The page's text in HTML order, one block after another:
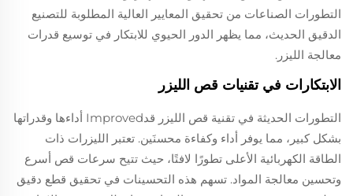
التطورات الصناعات من تحقيق المعايير العالية المطلوبة للتصنيع
الدقيق الحديث، مما يظهر الدور الحيوي للابتكار في توسيع قدرات
معالجة الليزر.
الابتكارات في تقنيات قص الليزر
التطورات الحديثة في تقنية قص الليزر قدImproved أداءها وقدراتها
بشكل كبير، مما يوفر أداء وكفاءة محسنَين. تعتبر الليزرات ذات
الطاقة الكهربائية الأعلى تطورًا لافتًا، حيث تتيح سرعات قص أسرع
وتحسين معالجة المواد. تسهم هذه التحسينات في تحقيق قطع دقيق